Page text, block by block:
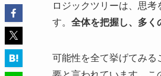
ロジックツリーは、思
す。 全体を把握し、多く
可能性を全て挙げてみる